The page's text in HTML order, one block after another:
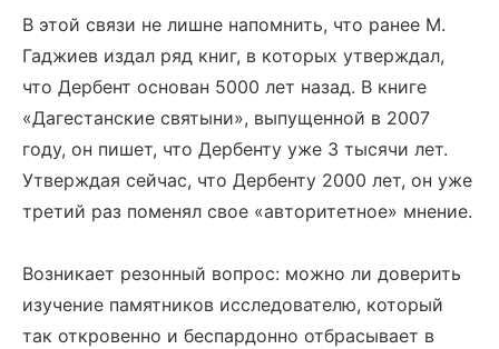
В этой связи не лишне напомнить, что ранее М.
Гаджиев издал ряд книг, в которых утверждал,
что Дербент основан 5000 лет назад. В книге
«Дагестанские святыни», выпущенной в 2007
году, он пишет, что Дербенту уже 3 тысячи лет.
Утверждая сейчас, что Дербенту 2000 лет, он уже
третий раз поменял свое «авторитетное» мнение.
Возникает резонный вопрос: можно ли доверить
изучение памятников исследователю, который
так откровенно и беспардонно отбрасывает в